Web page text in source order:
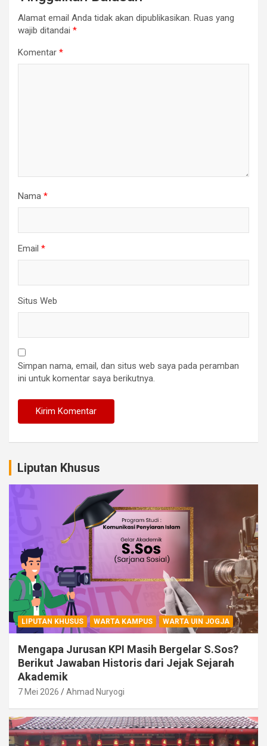
Alamat email Anda tidak akan dipublikasikan. Ruas yang
wajib ditandai *
Komentar *
Nama *
Email *
Situs Web
Simpan nama, email, dan situs web saya pada peramban
ini untuk komentar saya berikutnya.
Liputan Khusus
LIPUTAN KHUSUS WARTA KAMPUS WARTA UIN JOGJA
Mengapa Jurusan KPI Masih Bergelar S.Sos?
Berikut Jawaban Historis dari Jejak Sejarah
Akademik
7 Mei 2026 Ahmad Nuryogi